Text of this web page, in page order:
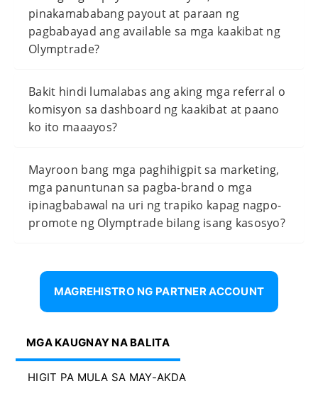
pinakamababang payout at paraan ng
pagbabayad ang available sa mga kaakibat ng
Olymptrade?
Bakit hindi lumalabas ang aking mga referral o
komisyon sa dashboard ng kaakibat at paano
ko ito maaayos?
Mayroon bang mga paghihigpit sa marketing,
mga panuntunan sa pagba-brand o mga
ipinagbabawal na uri ng trapiko kapag nagpo-
promote ng Olymptrade bilang isang kasosyo?
MAGREHISTRO NG PARTNER ACCOUNT
MGA KAUGNAY NA BALITA
HIGIT PA MULA SA MAY-AKDA